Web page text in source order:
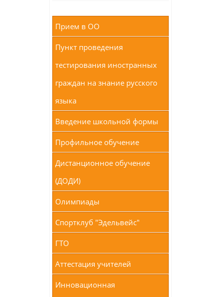
Прием в ОО
Пункт проведения
тестирования иностранных
граждан на знание русского
языка
Введение школьной формы
Профильное обучение
Дистанционное обучение
(ДОДИ)
Олимпиады
Спортклуб "Эдельвейс"
ГТО
Аттестация учителей
Инновационная